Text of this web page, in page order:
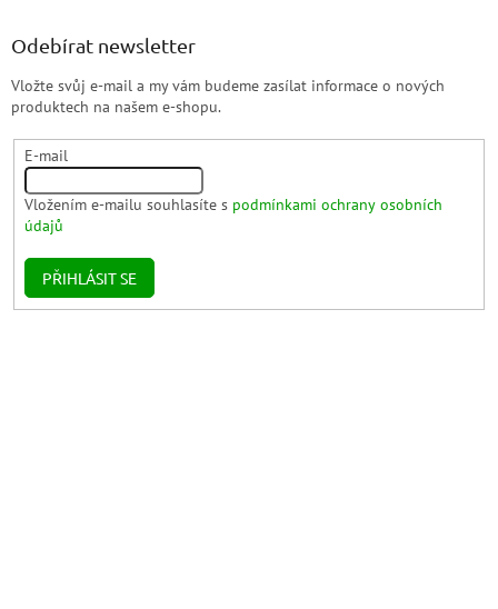
Odebírat newsletter
Vložte svůj e-mail a my vám budeme zasílat informace o nových
produktech na našem e-shopu.
E-mail
Vložením e-mailu souhlasíte s podmínkami ochrany osobních
údajů
PŘIHLÁSIT SE